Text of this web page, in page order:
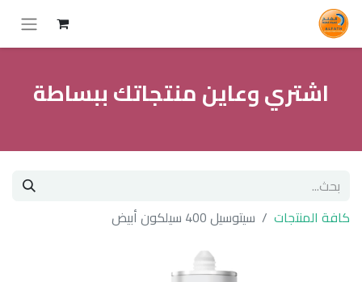
اشتري وعاين منتجاتك ببساطة
كافة المنتجات سيتوسيل 400 سيلكون أبيض